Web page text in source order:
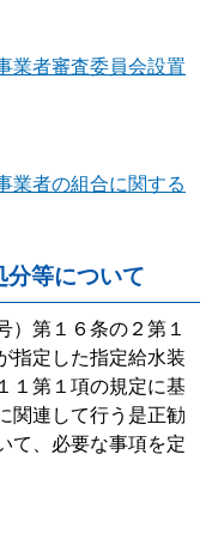
業者審査委員会設置
業者の組合に関する
分等について
第１６条の２第１
指定した指定給水装
１第１項の規定に基
関連して行う是正勧
て、必要な事項を定